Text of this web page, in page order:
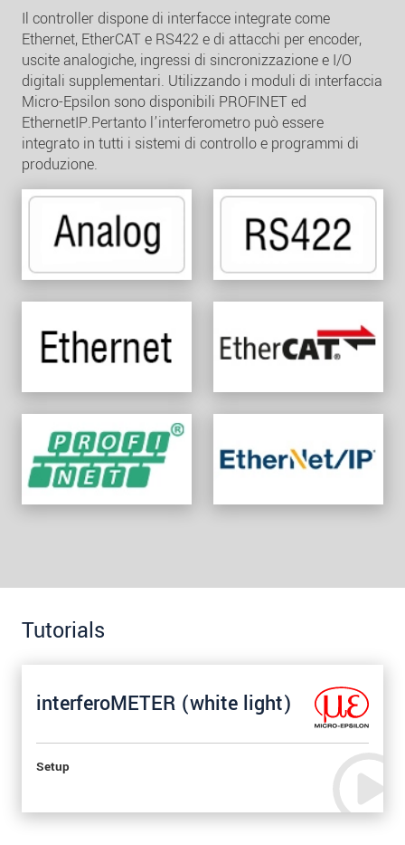
Il controller dispone di interfacce integrate come
Ethernet, EtherCAT e RS422 e di attacchi per encoder,
uscite analogiche, ingressi di sincronizzazione e I/O
digitali supplementari. Utilizzando i moduli di interfaccia
Micro-Epsilon sono disponibili PROFINET ed
EthernetIP.Pertanto l’interferometro può essere
integrato in tutti i sistemi di controllo e programmi di
produzione.
Tutorials
interferoMETER (white light)
Setup